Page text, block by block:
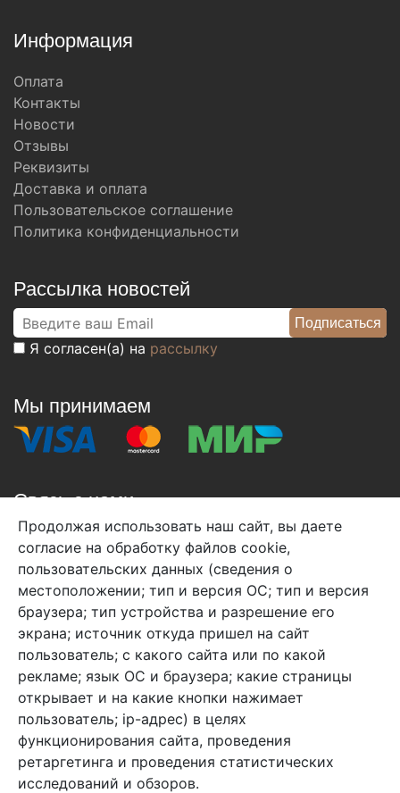
Информация
Оплата
Контакты
Новости
Отзывы
Реквизиты
Доставка и оплата
Пользовательское соглашение
Политика конфиденциальности
Рассылка новостей
Я согласен(а) на рассылку
Мы принимаем
Связь с нами
+7 (495) 933-38-08
info@arben-textile.ru- оптовые продажи
Арбен текстиль г. Щелково, пер.
1-й Советский д.25, владение 2.
Мы в соц. сетях
Продолжая использовать наш сайт, вы даете
согласие на обработку файлов cookie,
пользовательских данных (сведения о
местоположении; тип и версия ОС; тип и версия
браузера; тип устройства и разрешение его
экрана; источник откуда пришел на сайт
пользователь; с какого сайта или по какой
рекламе; язык ОС и браузера; какие страницы
открывает и на какие кнопки нажимает
пользователь; ip-адрес) в целях
функционирования сайта, проведения
ретаргетинга и проведения статистических
исследований и обзоров.